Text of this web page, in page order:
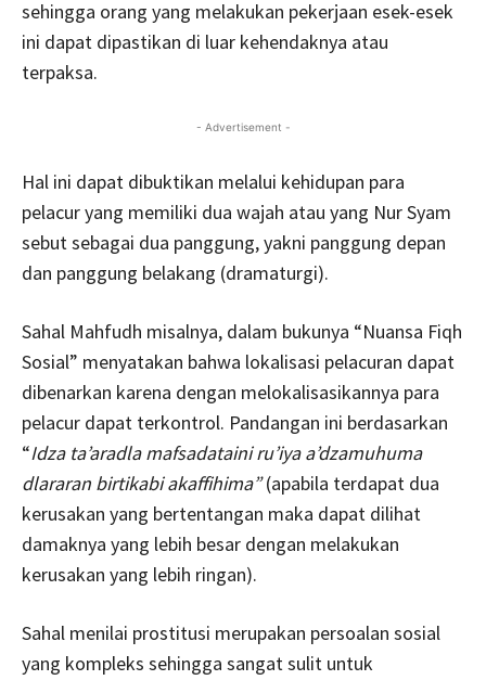
sehingga orang yang melakukan pekerjaan esek-esek
ini dapat dipastikan di luar kehendaknya atau
terpaksa.
- Advertisement -
Hal ini dapat dibuktikan melalui kehidupan para
pelacur yang memiliki dua wajah atau yang Nur Syam
sebut sebagai dua panggung, yakni panggung depan
dan panggung belakang (dramaturgi).
Sahal Mahfudh misalnya, dalam bukunya “Nuansa Fiqh
Sosial” menyatakan bahwa lokalisasi pelacuran dapat
dibenarkan karena dengan melokalisasikannya para
pelacur dapat terkontrol. Pandangan ini berdasarkan
“Idza ta’aradla mafsadataini ru’iya a’dzamuhuma
dlararan birtikabi akaffihima”(apabila terdapat dua
kerusakan yang bertentangan maka dapat dilihat
damaknya yang lebih besar dengan melakukan
kerusakan yang lebih ringan).
Sahal menilai prostitusi merupakan persoalan sosial
yang kompleks sehingga sangat sulit untuk